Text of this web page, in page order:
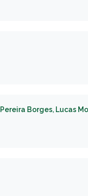
Borges, Lucas